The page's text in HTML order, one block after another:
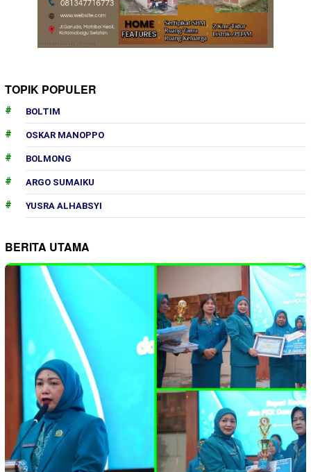
TOPIK POPULER
BOLTIM
OSKAR MANOPPO
BOLMONG
ARGO SUMAIKU
YUSRA ALHABSYI
BERITA UTAMA